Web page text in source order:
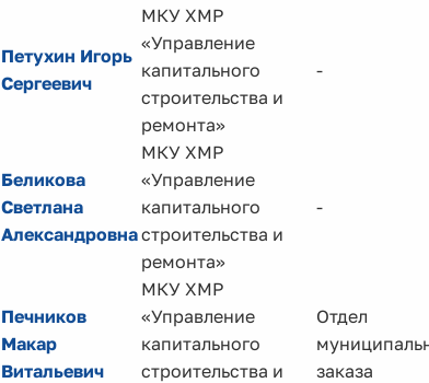
Петухин Игорь
Сергеевич
МКУ ХМР
«Управление
капитального
строительства и
ремонта»
-
Беликова
Светлана
Александровна
МКУ ХМР
«Управление
капитального
строительства и
ремонта»
-
Печников
Макар
Витальевич
МКУ ХМР
«Управление
капитального
строительства и
Отдел
заказа